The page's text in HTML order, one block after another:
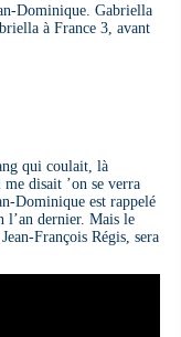
Dominique. Gabriella
à France 3, avant
qui coulait, là
disait ’on se verra
Dominique est rappelé
l’an dernier. Mais le
François Régis, sera